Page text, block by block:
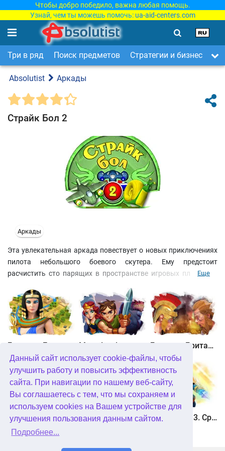
Данный сайт использует cookie-файлы, чтобы
улучшить работу и повысить эффективность
сайта. При навигации по нашему веб-сайту,
Вы соглашаетесь с тем, что мы сохраняем и
используем cookies на Вашем устройстве для
улучшения пользования данным сайтом.
Подробнее...
Чтобы добро победило, важна любая помощь.
Узнай, чем ты можешь помочь: ua-aid-centers.com
Три в ряд Поиск предметов Стратегии и бизнес
Absolutist Аркады
Страйк Бол 2
Аркады
Эта увлекательная аркада повествует о новых приключениях
пилота небольшого боевого скутера. Ему предстоит
расчистить сто парящих в пространстве игровых платформ-
похожий на обычный мячик.Справиться с этой задачей вам
помогут многочисленные бонусы, которые выпадают из
разбитых блоков. С их помощью можно не только менять
свойства или траекторию движения зонда, но даже вызывать
подмогу — звено бомбардировщиков, которые проутюжат
игровое поле мощными фугасами.Эта чрезвычайно
увлекательная игра обязательно понравится всем без
исключения любителям классических аркад, которые с
помощью самых современных компьютерных технологий
стали еще красивее и динамичнее.
Еще
Maze Lord Битва за Британию. Восстание Каратака
Охота онлайн Птичий переполох 3 Солдатики 3. Средневековье